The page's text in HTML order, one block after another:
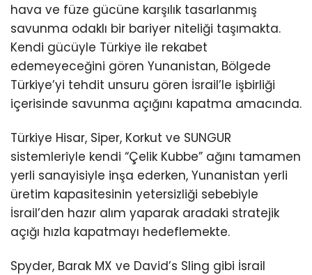
hava ve füze gücüne karşılık tasarlanmış
savunma odaklı bir bariyer niteliği taşımakta.
Kendi gücüyle Türkiye ile rekabet
edemeyeceğini gören Yunanistan, Bölgede
Türkiye’yi tehdit unsuru gören İsrail’le işbirliği
içerisinde savunma açığını kapatma amacında.
Türkiye Hisar, Siper, Korkut ve SUNGUR
sistemleriyle kendi “Çelik Kubbe” ağını tamamen
yerli sanayisiyle inşa ederken, Yunanistan yerli
üretim kapasitesinin yetersizliği sebebiyle
İsrail’den hazır alım yaparak aradaki stratejik
açığı hızla kapatmayı hedeflemekte.
Spyder, Barak MX ve David’s Sling gibi İsrail